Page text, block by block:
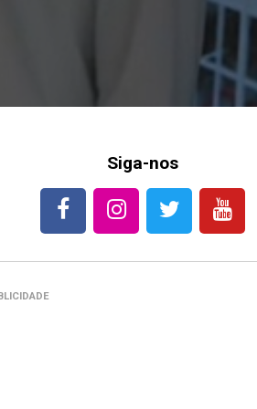
Siga-nos